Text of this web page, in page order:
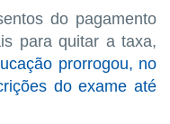
do pagamento
para quitar a taxa,
prorrogou, no
do exame até